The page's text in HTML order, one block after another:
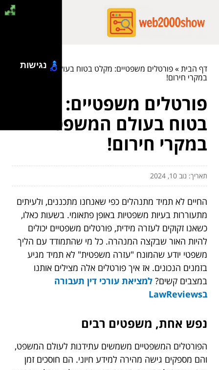
דף הבית»פורטלים משפטיים: מקלט בטוח בעולם המשפט
במקרי חירום!
פורטלים משפטיים: מקלט
בטוח בעולם המשפט
במקרי חירום!
תאריך: נוב 10, 2024
החיים לא תמיד מתנהלים כפי שאנחנו מתכננים, ולעיתים
מתעוררות בעיות משפטיות באופן פתאומי. בשעות כאלו,
כשאנו זקוקים לעזרה מידית, פורטלים משפטיים יכולים
להיות האור שבקצה המנהרה. כל מי שהתמודד עם הליך
משפטי יודע שהמונח "עזרה משפטית" לא תמיד מגיע
בזמנים הנכונים. אז איך פורטלים אלה מצילים אותנו
במצבים קשים? למציאת עורכי דין תעבורה
בLawReviews
נפש אחת, משפטים רבים
הפורטלים המשפטיים משמשים עתידנות לעולם המשפט,
והם מספקים גישה מהירה למידע חיוני. הם חוסכים זמן
נגישות